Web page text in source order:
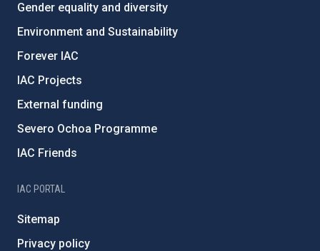
Gender equality and diversity
Environment and Sustainability
Forever IAC
IAC Projects
External funding
Severo Ochoa Programme
IAC Friends
IAC PORTAL
Sitemap
Privacy policy